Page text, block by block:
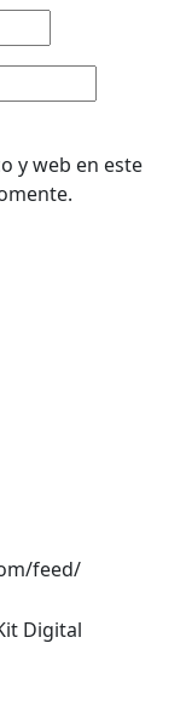
y web en este
feed/